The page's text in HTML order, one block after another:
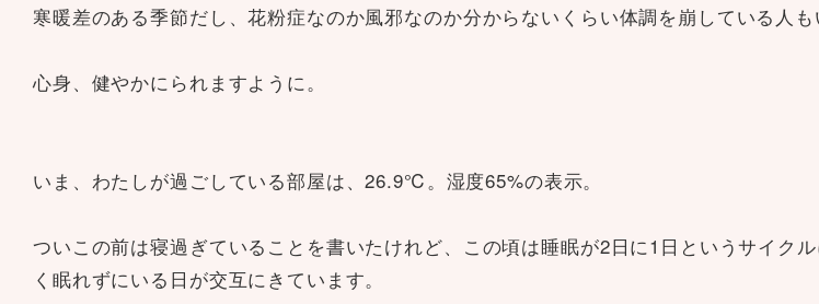
寒暖差のある季節だし、花粉症なのか風邪なのか分からないくらい体調を崩している人も
心身、健やかにられますように。
いま、わたしが過ごしている部屋は、26.9℃。湿度65%の表示。
ついこの前は寝過ぎていることを書いたけれど、この頃は睡眠が2日に1日というサイク
く眠れずにいる日が交互にきています。